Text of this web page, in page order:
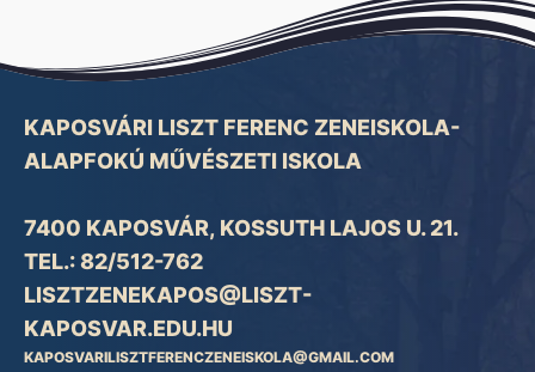
KAPOSVÁRI LISZT FERENC ZENEISKOLA-
ALAPFOKÚ MŰVÉSZETI ISKOLA
7400 KAPOSVÁR, KOSSUTH LAJOS U. 21.
TEL.: 82/512-762
LISZTZENEKAPOS@LISZT-
KAPOSVAR.EDU.HU
KAPOSVARILISZTFERENCZENEISKOLA@GMAIL.COM